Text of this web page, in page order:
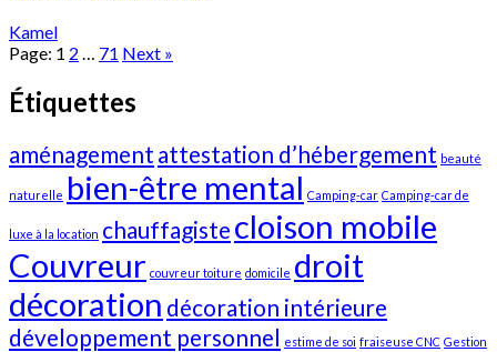
Kamel
Page: 1 2 … 71 Next »
Étiquettes
aménagement attestation d’hébergement beauté
naturelle bien-être mental Camping-car Camping-car de
luxe à la location chauffagiste cloison mobile
Couvreur couvreur toiture domicile droit
décoration décoration intérieure
développement personnel estime de soi fraiseuse CNC Gestion